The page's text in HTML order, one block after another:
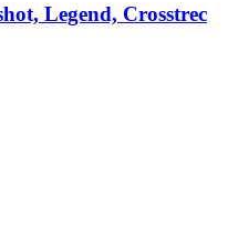
Legend, Crosstrec